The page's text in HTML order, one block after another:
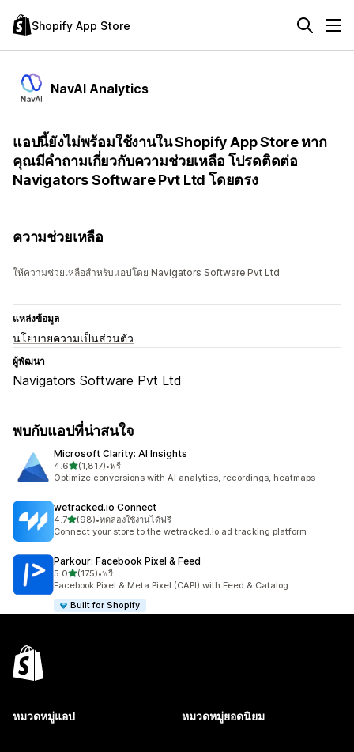
Shopify App Store
NavAI Analytics
แอปนี้ยังไม่พร้อมใช้งานใน Shopify App Store หาก
คุณมีคำถามเกี่ยวกับความช่วยเหลือ โปรดติดต่อ
Navigators Software Pvt Ltd โดยตรง
ความช่วยเหลือ
ให้ความช่วยเหลือสำหรับแอปโดย Navigators Software Pvt Ltd
แหล่งข้อมูล
นโยบายความเป็นส่วนตัว
ผู้พัฒนา
Navigators Software Pvt Ltd
พบกับแอปที่น่าสนใจ
Microsoft Clarity: AI Insights
4.6เต็ม 5 ดาว
(1,817)
ทั้งหมด 1817 รีวิว
•ฟรี
Optimize conversions with AI analytics, recordings, heatmaps
wetracked.io Connect
4.7เต็ม 5 ดาว
(98)
ทั้งหมด 98 รีวิว
•ทดลองใช้งานได้ฟรี
Connect your store to the wetracked.io ad tracking platform
Parkour: Facebook Pixel & Feed
5.0เต็ม 5 ดาว
(175)
ทั้งหมด 175 รีวิว
•ฟรี
Facebook Pixel & Meta Pixel (CAPI) with Feed & Catalog
Built for Shopify
หมวดหมู่แอป หมวดหมู่ยอดนิยม